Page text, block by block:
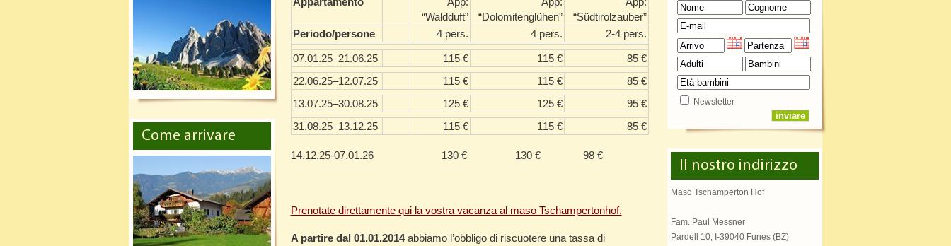
“Waldduft”
“Dolomitenglühen”
“Südtirolzauber”
Periodo/persone
4 pers. 4 pers. 2-4 pers.
07.01.25–21.06.25 115 € 115 €
85 €
22.06.25–12.07.25
115 € 115 €
85 €
13.07.25–30.08.25
125 € 125 €
95 €
31.08.25–13.12.25
115 € 115 € 85 €
14.12.25-07.01.26 130 € 130 € 98 €
Prenotate direttamente qui la vostra vacanza al maso Tschampertonhof.
A partire dal 01.01.2014abbiamo l’obbligo di riscuotere una tassa di
Come arrivare
Newsletter
Il nostro indirizzo
Maso Tschamperton Hof
Fam. Paul Messner
Pardell 10, I-39040 Funes (BZ)